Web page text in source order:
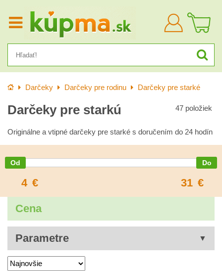
Prihlásiť
sa
Úvod Darčeky Darčeky pre rodinu Darčeky pre starké
Darčeky pre starkú 47 položiek
Originálne a vtipné darčeky pre starké s doručením do 24 hodín
4 € 31 €
Cena
Parametre